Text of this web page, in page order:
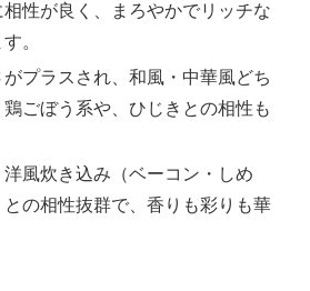
性が良く、まろやかでリッチな
。
がプラスされ、和風・中華風どち
ごぼう系や、ひじきとの相性も
洋風炊き込み（ベーコン・しめ
との相性抜群で、香りも彩りも華